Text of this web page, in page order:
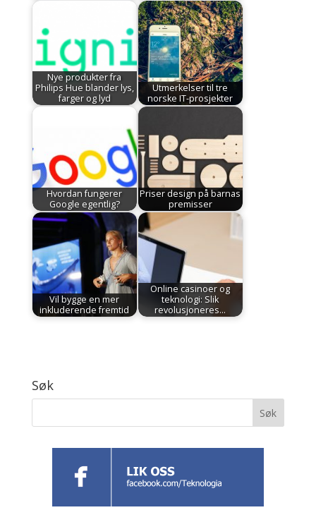
Nye produkter fra
Philips Hue blander lys,
farger og lyd
Utmerkelser til tre
norske IT-prosjekter
Hvordan fungerer
Google egentlig?
Priser design på barnas
premisser
Vil bygge en mer
inkluderende fremtid
Online casinoer og
teknologi: Slik
revolusjoneres…
Søk